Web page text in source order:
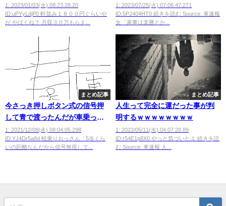
まうwwwwwwwwwwww
1: 2023/01/03(火) 08:23:28.20
ID:uPYyLdjP0 軒並み１８００円ぐらいや
が やばくね？ 月収３０万もらえ...
か？」
1: 2023/07/25(火) 07:06:47.271
ID:5PJ404HT0 続きを読む Source: 車速報
女「家事は楽勝とか...
まとめ記事
今さっき押しボタン式の信号押
して青で渡ったんだが車乗って
るおっさんに文句言われたんだ
が
1: 2021/12/08(水) 08:04:05.298
ID:YJ4Dr5a8d 軽乗りおっさん「5歩くら
いの距離なんだから信号無視して...
まとめ記事
人生って完全に運だった事が判
明するｗｗｗｗｗｗｗｗ
1: 2022/05/11(水) 04:07:28.89
ID:r54E1p8X0 やっと気づいたよ 続きを読
む Source: 車速報 人...